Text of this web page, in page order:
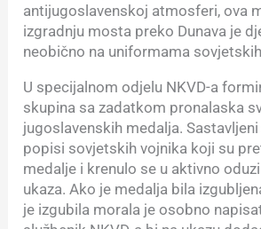
antijugoslavenskoj atmosferi, ova
izgradnju mosta preko Dunava je
neobično na uniformama
U specijalnom odjelu NKVD-a
skupina sa zadatkom pronalaska
jugoslavenskih medalja.
popisi sovjetskih vojnika koji su
medalje i krenulo se u aktivno
ukaza. Ako je medalja bila
je izgubila morala je osobno